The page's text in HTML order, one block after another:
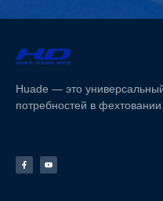
Huade — это
потребностей в фехтовании.